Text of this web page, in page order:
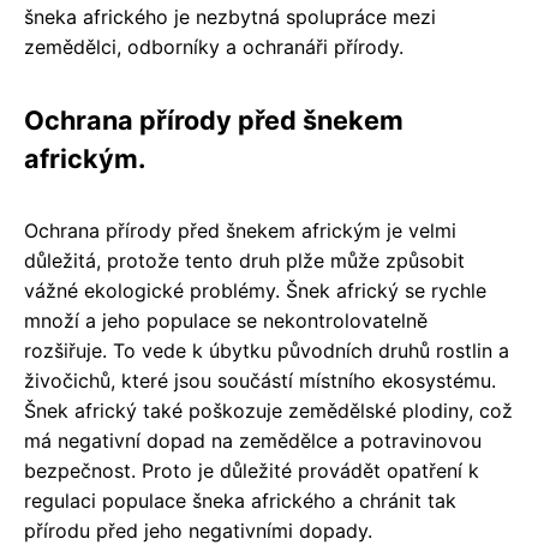
šneka afrického je nezbytná spolupráce mezi
zemědělci, odborníky a ochranáři přírody.
Ochrana přírody před šnekem
africkým.
Ochrana přírody před šnekem africkým je velmi
důležitá, protože tento druh plže může způsobit
vážné ekologické problémy. Šnek africký se rychle
množí a jeho populace se nekontrolovatelně
rozšiřuje. To vede k úbytku původních druhů rostlin a
živočichů, které jsou součástí místního ekosystému.
Šnek africký také poškozuje zemědělské plodiny, což
má negativní dopad na zemědělce a potravinovou
bezpečnost. Proto je důležité provádět opatření k
regulaci populace šneka afrického a chránit tak
přírodu před jeho negativními dopady.